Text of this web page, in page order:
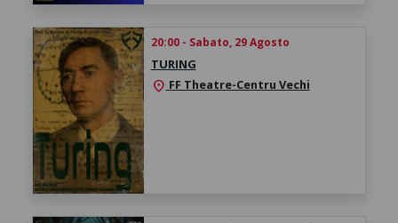
20:00 - Sabato, 29 Agosto
TURING
location_on FF Theatre-Centru Vechi